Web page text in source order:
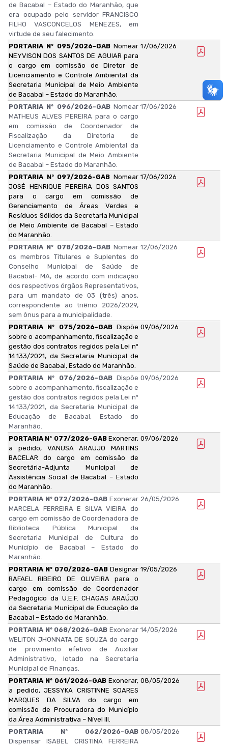
de Bacabal – Estado do Maranhão, que
era ocupado pelo servidor FRANCISCO
FILHO VASCONCELOS MENEZES, em
virtude de seu falecimento.
PORTARIA Nº 095/2026-GAB Nomear
NEYVISON DOS SANTOS DE AGUIAR para
o cargo em comissão de Diretor de
Licenciamento e Controle Ambiental da
Secretaria Municipal de Meio Ambiente
de Bacabal – Estado do Maranhão.
17/06/2026
PORTARIA Nº 096/2026-GAB Nomear
MATHEUS ALVES PEREIRA para o cargo
em comissão de Coordenador de
Fiscalização da Diretoria de
Licenciamento e Controle Ambiental da
Secretaria Municipal de Meio Ambiente
de Bacabal – Estado do Maranhão.
17/06/2026
PORTARIA Nº 097/2026-GAB Nomear
JOSÉ HENRIQUE PEREIRA DOS SANTOS
para o cargo em comissão de
Gerenciamento de Áreas Verdes e
Resíduos Sólidos da Secretaria Municipal
de Meio Ambiente de Bacabal – Estado
do Maranhão.
17/06/2026
PORTARIA Nº 078/2026-GAB Nomear
os membros Titulares e Suplentes do
Conselho Municipal de Saúde de
Bacabal- MA, de acordo com indicação
dos respectivos órgãos Representativos,
para um mandato de 03 (três) anos,
correspondente ao triênio 2026/2029,
sem ônus para a municipalidade.
12/06/2026
PORTARIA Nº 075/2026-GAB Dispõe
sobre o acompanhamento, fiscalização e
gestão dos contratos regidos pela Lei nº
14.133/2021, da Secretaria Municipal de
Saúde de Bacabal, Estado do Maranhão.
09/06/2026
PORTARIA Nº 076/2026-GAB Dispõe
sobre o acompanhamento, fiscalização e
gestão dos contratos regidos pela Lei nº
14.133/2021, da Secretaria Municipal de
Educação de Bacabal, Estado do
Maranhão.
09/06/2026
PORTARIA Nº 077/2026-GAB Exonerar,
a pedido, VANUSA ARAUJO MARTINS
BACELAR do cargo em comissão de
Secretária-Adjunta Municipal de
Assistência Social de Bacabal – Estado
do Maranhão.
09/06/2026
PORTARIA Nº 072/2026-GAB Exonerar
MARCELA FERREIRA E SILVA VIEIRA do
cargo em comissão de Coordenadora de
Biblioteca Pública Municipal da
Secretaria Municipal de Cultura do
Município de Bacabal – Estado do
Maranhão.
26/05/2026
PORTARIA Nº 070/2026-GAB Designar
RAFAEL RIBEIRO DE OLIVEIRA para o
cargo em comissão de Coordenador
Pedagógico da U.E.F. CHAGAS ARAÚJO
da Secretaria Municipal de Educação de
Bacabal – Estado do Maranhão.
19/05/2026
PORTARIA Nº 068/2026-GAB Exonerar
WELITON JHONNATA DE SOUZA do cargo
de provimento efetivo de Auxiliar
Administrativo, lotado na Secretaria
Municipal de Finanças.
14/05/2026
PORTARIA Nº 061/2026-GAB Exonerar,
a pedido, JESSYKA CRISTINNE SOARES
MARQUES DA SILVA do cargo em
comissão de Procuradora do Município
da Área Administrativa – Nível III.
08/05/2026
PORTARIA Nº 062/2026-GAB
Dispensar ISABEL CRISTINA FERREIRA
08/05/2026